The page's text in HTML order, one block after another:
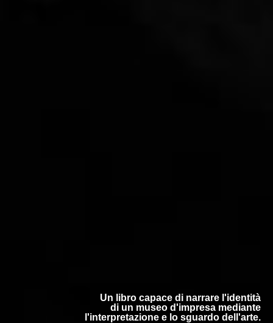
Un libro capace di narrare l'identità
di un museo d'impresa mediante
l'interpretazione e lo sguardo dell'arte.